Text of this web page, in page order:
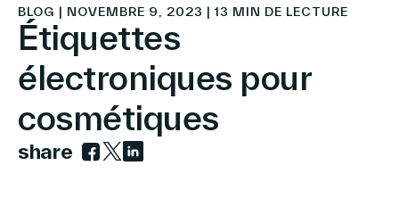
Technologies
Solutions
Insights
BLOG | NOVEMBRE 9, 2023 | 13 MIN DE LECTURE
Étiquettes
électroniques pour
cosmétiques
share